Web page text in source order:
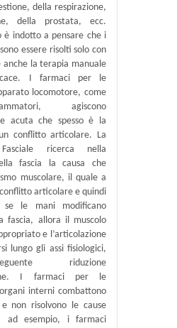
della respirazione,
della prostata, ecc.
è indotto a pensare che i
essere risolti solo con
la terapia manuale
I farmaci per le
locomotore, come
agiscono
acuta che spesso è la
conflitto articolare. La
Fasciale ricerca nella
fascia la causa che
muscolare, il quale a
articolare e quindi
se le mani modificano
fascia, allora il muscolo
e l’articolazione
lungo gli assi fisiologici,
riduzione
I farmaci per le
interni combattono
non risolvono le cause
ad esempio, i farmaci